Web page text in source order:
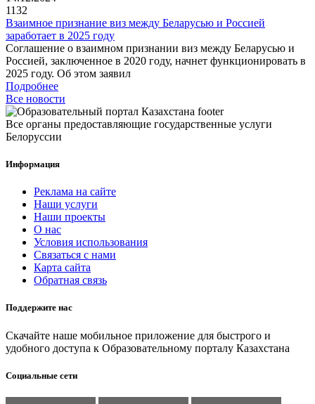
1132
Взаимное признание виз между Беларусью и Россией
заработает в 2025 году
Соглашение о взаимном признании виз между Беларусью и
Россией, заключенное в 2020 году, начнет функционировать в
2025 году. Об этом заявил
Подробнее
Все новости
Все органы предоставляющие государственные услуги
Белоруссии
Информация
Реклама на сайте
Наши услуги
Наши проекты
О нас
Условия использования
Связаться с нами
Карта сайта
Обратная связь
Поддержите нас
Скачайте наше мобильное приложение для быстрого и
удобного доступа к Образовательному порталу Казахстана
Социальные сети